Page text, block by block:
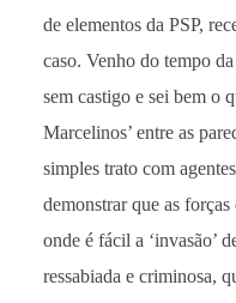
de elementos da PSP,
caso. Venho do tempo
sem castigo e sei bem o
Marcelinos’ entre as
simples trato com
demonstrar que as
onde é fácil a ‘invasão’
ressabiada e criminosa,